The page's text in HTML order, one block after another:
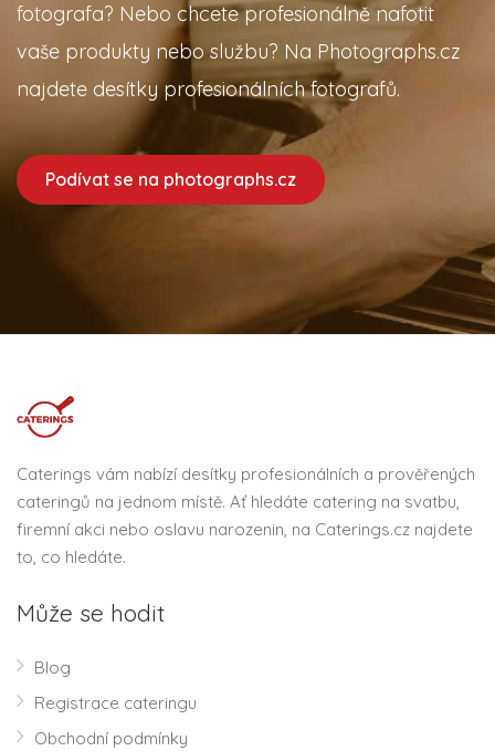
fotografa? Nebo chcete profesionálně nafotit
vaše produkty nebo službu? Na Photographs.cz
najdete desítky profesionálních fotografů.
Podívat se na photographs.cz
Caterings vám nabízí desítky profesionálních a prověřených
cateringů na jednom místě. Ať hledáte catering na svatbu,
firemní akci nebo oslavu narozenin, na Caterings.cz najdete
to, co hledáte.
Může se hodit
Blog
Registrace cateringu
Obchodní podmínky